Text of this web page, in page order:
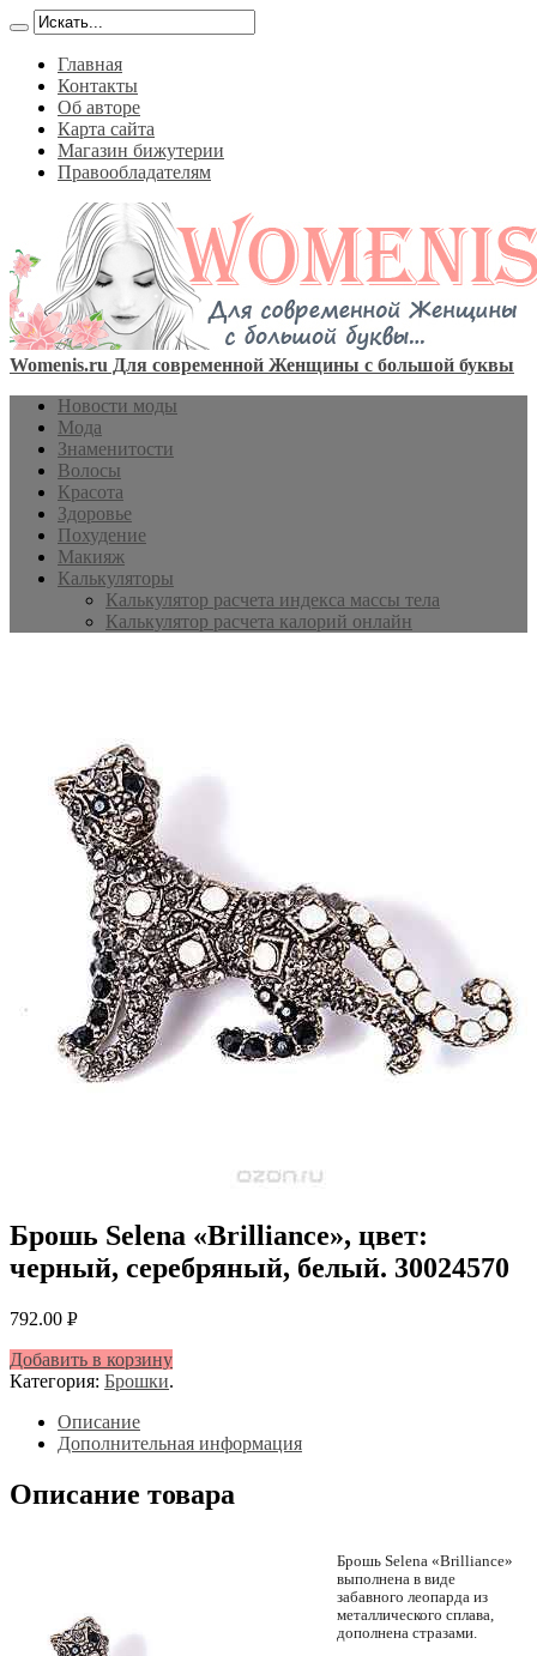
Главная
Контакты
Об авторе
Карта сайта
Магазин бижутерии
Правообладателям
Womenis.ru Для современной Женщины с большой буквы
Новости моды
Мода
Знаменитости
Волосы
Красота
Здоровье
Похудение
Макияж
Калькуляторы
Калькулятор расчета индекса массы тела
Калькулятор расчета калорий онлайн
Брошь Selena «Brilliance», цвет:
черный, серебряный, белый. 30024570
792.00 Р
Добавить в корзину
Категория: Брошки.
Описание
Дополнительная информация
Описание товара
Брошь Selena «Brilliance»
выполнена в виде
забавного леопарда из
металлического сплава,
дополнена стразами.